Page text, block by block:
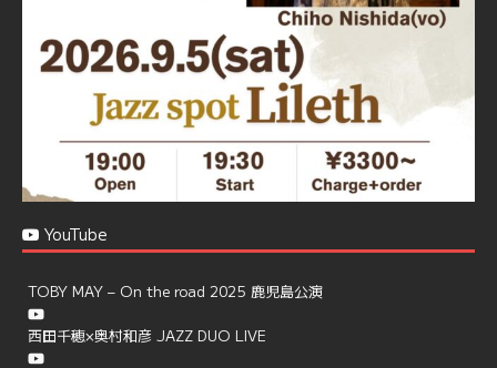
Load More
YouTube
TOBY MAY – On the road 2025 鹿児島公演
西田千穂×奥村和彦 JAZZ DUO LIVE